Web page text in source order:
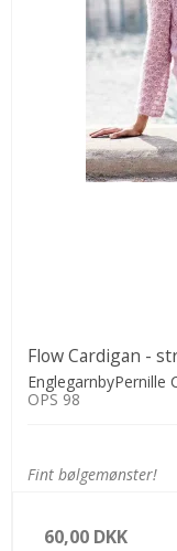
Flow Cardigan -
EnglegarnbyPernille
OPS 98
Fint bølgemønster!
60,00 DKK